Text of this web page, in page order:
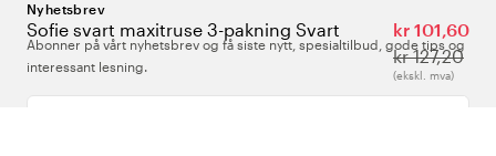
Sofie svart maxitruse 3-pakning Svart
kr 101,60
kr 127,20
(ekskl. mva)
Nyhetsbrev
Abonner på vårt nyhetsbrev og få siste nytt, spesialtilbud, gode tips og
interessant lesning.
Skriv inn din e-postadresse